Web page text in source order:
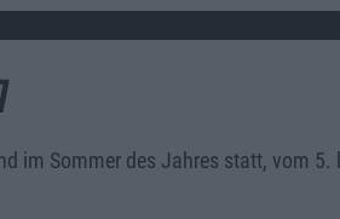
im Sommer des Jahres statt, vom